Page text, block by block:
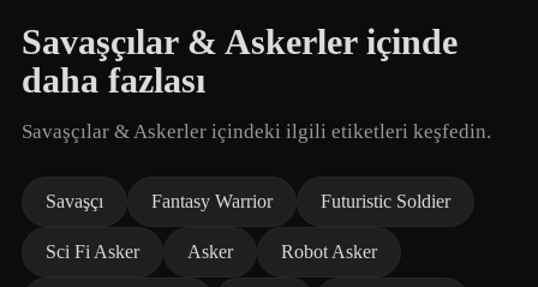
Savaşçılar & Askerler içinde
daha fazlası
Savaşçılar & Askerler içindeki ilgili etiketleri keşfedin.
Savaşçı Fantasy Warrior Futuristic Soldier
Sci Fi Asker Asker Robot Asker